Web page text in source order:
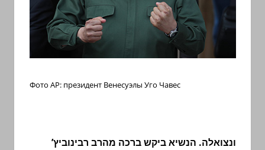
Фото AP: президент Венесуэлы Уго Чавес
ונצואלה. הנשיא ביקש ברכה מהרב רבינוביץ’